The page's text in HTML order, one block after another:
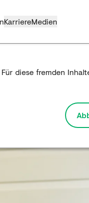
KarriereMedien
diese fremden